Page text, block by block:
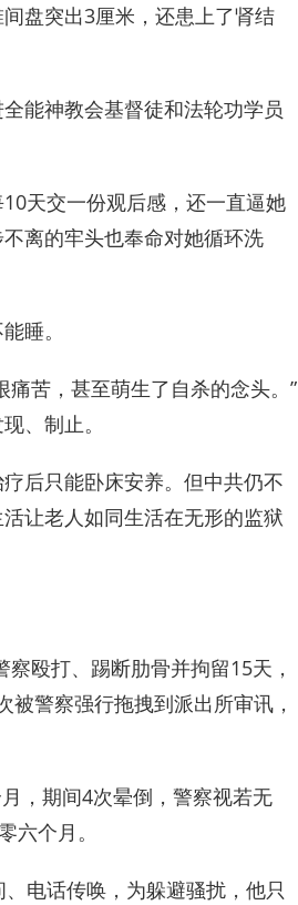
盘突出3厘米，还患上了肾结
能神教会基督徒和法轮功学员
天交一份观后感，还一直逼她
离的牢头也奉命对她循环洗
睡。
苦，甚至萌生了自杀的念头。”
、制止。
后只能卧床安养。但中共仍不
让老人如同生活在无形的监狱
殴打、踢断肋骨并拘留15​​天，
警察强行拖拽到派出所审讯，
，期间4次晕倒，警察视若无
六个月。
电话传唤，为躲避骚扰，他只